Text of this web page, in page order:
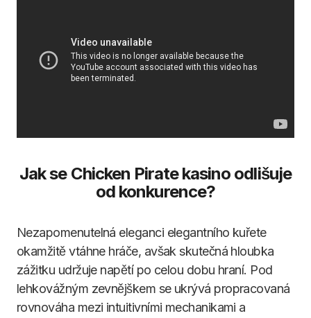
Jak se Chicken Pirate kasino odlišuje
od konkurence?
Nezapomenutelná eleganci elegantního kuřete
okamžitě vtáhne hráče, avšak skutečná hloubka
zážitku udržuje napětí po celou dobu hraní. Pod
lehkovážným zevnějškem se ukrývá propracovaná
rovnováha mezi intuitivními mechanikami a